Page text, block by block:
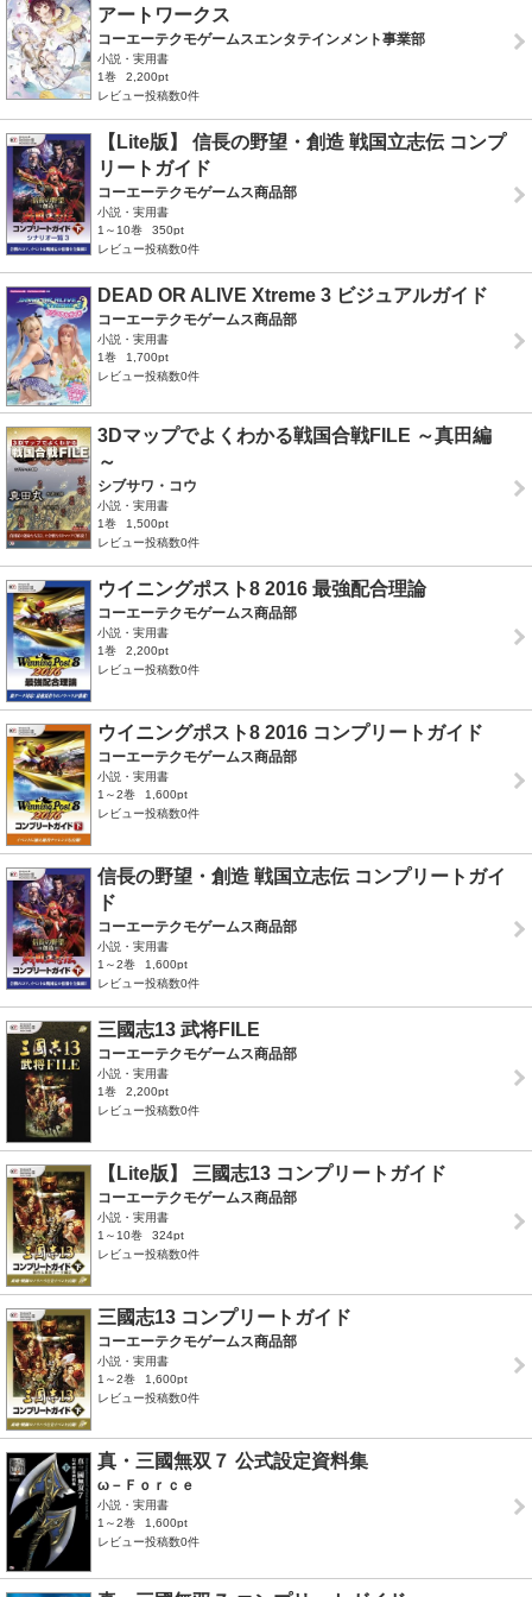
アートワークス
コーエーテクモゲームスエンタテインメント事業部
小説・実用書
1巻
2,200pt
レビュー投稿数0件
【Lite版】 信長の野望・創造 戦国立志伝 コンプ
リートガイド
コーエーテクモゲームス商品部
小説・実用書
1～10巻
350pt
レビュー投稿数0件
DEAD OR ALIVE Xtreme 3 ビジュアルガイド
コーエーテクモゲームス商品部
小説・実用書
1巻
1,700pt
レビュー投稿数0件
3Dマップでよくわかる戦国合戦FILE ～真田編
～
シブサワ・コウ
小説・実用書
1巻
1,500pt
レビュー投稿数0件
ウイニングポスト8 2016 最強配合理論
コーエーテクモゲームス商品部
小説・実用書
1巻
2,200pt
レビュー投稿数0件
ウイニングポスト8 2016 コンプリートガイド
コーエーテクモゲームス商品部
小説・実用書
1～2巻
1,600pt
レビュー投稿数0件
信長の野望・創造 戦国立志伝 コンプリートガイ
ド
コーエーテクモゲームス商品部
小説・実用書
1～2巻
1,600pt
レビュー投稿数0件
三國志13 武将FILE
コーエーテクモゲームス商品部
小説・実用書
1巻
2,200pt
レビュー投稿数0件
【Lite版】 三國志13 コンプリートガイド
コーエーテクモゲームス商品部
小説・実用書
1～10巻
324pt
レビュー投稿数0件
三國志13 コンプリートガイド
コーエーテクモゲームス商品部
小説・実用書
1～2巻
1,600pt
レビュー投稿数0件
真・三國無双７ 公式設定資料集
ω－Ｆｏｒｃｅ
小説・実用書
1～2巻
1,600pt
レビュー投稿数0件